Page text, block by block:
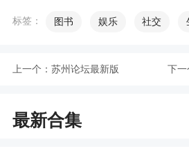
门提供3万多本e-pub电子图书
小编评价
1、手机上移动图书馆软件
标签： 图书 娱乐 社交
上一个： 苏州论坛最新版 下一
最新合集